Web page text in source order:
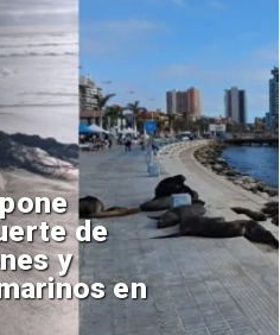
de
y
en